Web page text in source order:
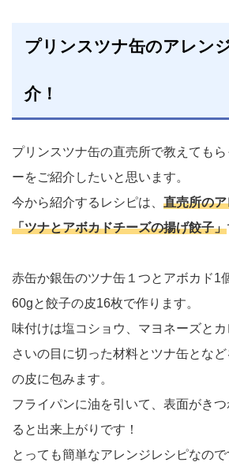
プリンスツナ缶のアレン
介！
プリンスツナ缶の直売所で教えても
ーをご紹介したいと思います。
今から紹介するレシピは、 直売所の
「ツナとアボカドチーズの揚げ餃子」
赤缶か銀缶のツナ缶１つとアボカド1
60gと餃子の皮16枚で作ります。
味付けは塩コショウ、マヨネーズとカ
さいの目に切った材料とツナ缶とな
の皮に包みます。
フライパンに油を引いて、表面がき
ると出来上がりです！
とっても簡単なアレンジレシピなの